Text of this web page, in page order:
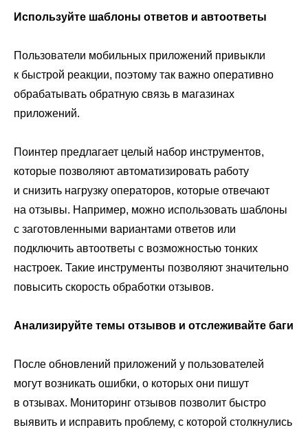
Используйте шаблоны ответов и автоответы
Пользователи мобильных приложений привыкли
к быстрой реакции, поэтому так важно оперативно
обрабатывать обратную связь в магазинах
приложений.
Поинтер предлагает целый набор инструментов,
которые позволяют автоматизировать работу
и снизить нагрузку операторов, которые отвечают
на отзывы. Например, можно использовать шаблоны
с заготовленными вариантами ответов или
подключить автоответы с возможностью тонких
настроек. Такие инструменты позволяют значительно
повысить скорость обработки отзывов.
Анализируйте темы отзывов и отслеживайте баги
После обновлений приложений у пользователей
могут возникать ошибки, о которых они пишут
в отзывах. Мониторинг отзывов позволит быстро
выявить и исправить проблему, с которой столкнулись